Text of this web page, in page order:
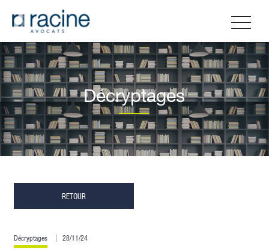
Décryptages
RETOUR
Décryptages 28/11/24